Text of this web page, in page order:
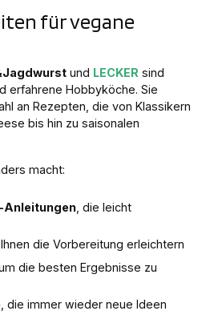
für vegane
und LECKER sind
erfahrene Hobbyköche. Sie
an Rezepten, die von Klassikern
bis hin zu saisonalen
macht:
, die leicht
Ihnen die Vorbereitung erleichtern
um die besten Ergebnisse zu
, die immer wieder neue Ideen